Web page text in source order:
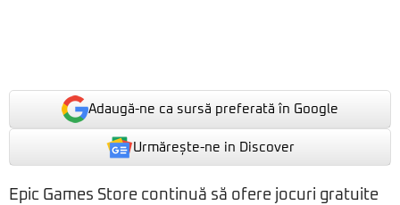
Adaugă-ne ca sursă preferată în Google
Urmărește-ne in Discover
Epic Games Store continuă să ofere jocuri gratuite